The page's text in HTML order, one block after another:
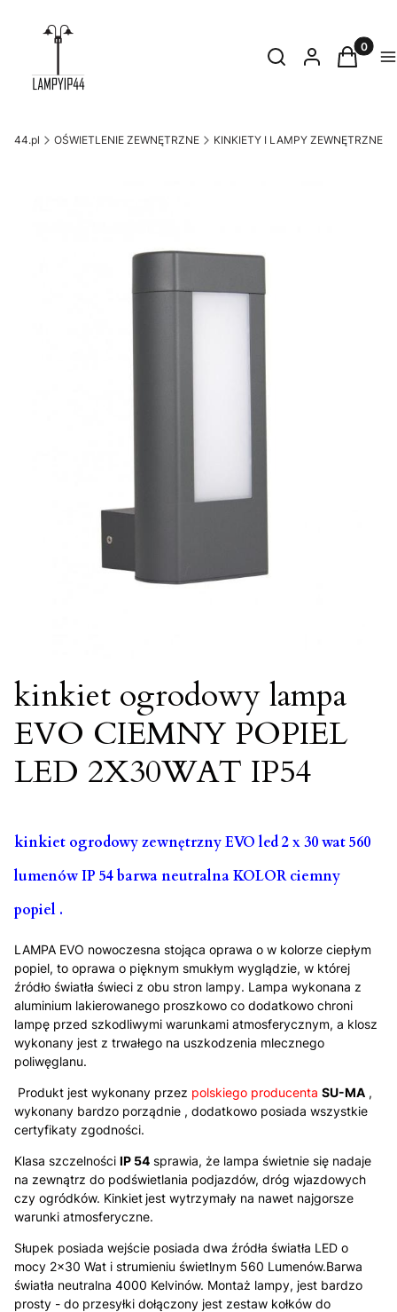
Otwórz
SzukajZaloguj sięKoszyk
OŚWIETLENIE ZEWNĘTRZNE KINKIETY I LAMPY ZEWNĘTRZNE
kinkiet ogrodowy lampa
EVO CIEMNY POPIEL
LED 2X30WAT IP54
kinkiet ogrodowy zewnętrzny EVO led 2 x 30 wat 560
lumenów IP 54 barwa neutralna KOLOR ciemny
popiel .
LAMPA EVO nowoczesna stojąca oprawa o w kolorze ciepłym
popiel, to oprawa o pięknym smukłym wyglądzie, w której
źródło światła świeci z obu stron lampy. Lampa wykonana z
aluminium lakierowanego proszkowo co dodatkowo chroni
lampę przed szkodliwymi warunkami atmosferycznym, a klosz
wykonany jest z trwałego na uszkodzenia mlecznego
poliwęglanu.
Produkt jest wykonany przez polskiego producenta SU-MA ,
wykonany bardzo porządnie , dodatkowo posiada wszystkie
certyfikaty zgodności.
Klasa szczelności IP 54 sprawia, że lampa świetnie się nadaje
na zewnątrz do podświetlania podjazdów, dróg wjazdowych
czy ogródków. Kinkiet jest wytrzymały na nawet najgorsze
warunki atmosferyczne.
Słupek posiada wejście posiada dwa źródła światła LED o
mocy 2x30 Wat i strumieniu świetlnym 560 Lumenów.Barwa
światła neutralna 4000 Kelvinów. Montaż lampy, jest bardzo
prosty - do przesyłki dołączony jest zestaw kołków do